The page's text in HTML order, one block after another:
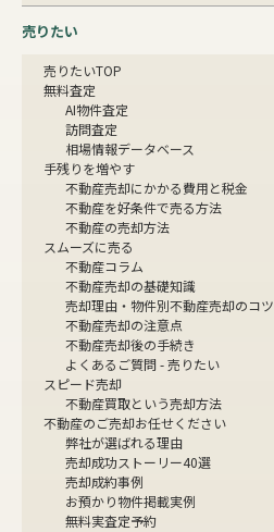
売りたい
売りたいTOP
無料査定
AI物件査定
訪問査定
相場情報データベース
手残りを増やす
不動産売却にかかる費用と税金
不動産を好条件で売る方法
不動産の売却方法
スムーズに売る
不動産コラム
不動産売却の基礎知識
売却理由・物件別不動産売却のコツ
不動産売却の注意点
不動産売却後の手続き
よくあるご質問 - 売りたい
スピード売却
不動産買取という売却方法
不動産のご売却お任せください
弊社が選ばれる理由
売却成功ストーリー40選
売却成約事例
お預かり物件掲載実例
無料実査定予約